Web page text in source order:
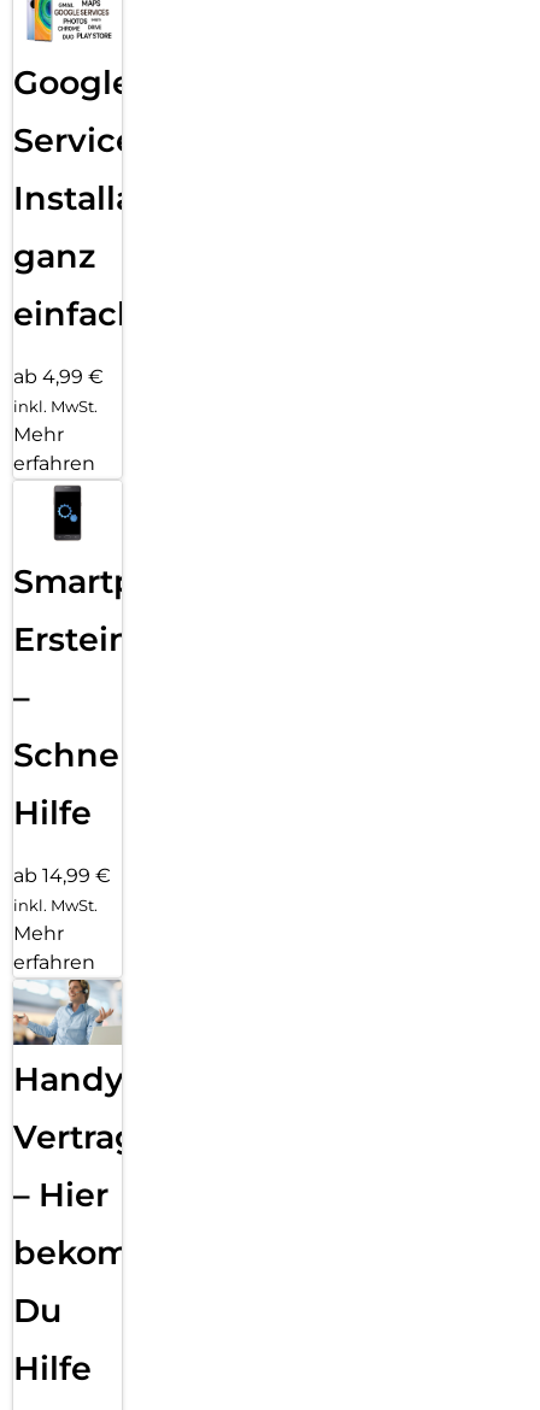
Google
Services
Installation
ganz
einfach
ab 4,99 €
inkl. MwSt.
Mehr
erfahren
Smartphone
Ersteinrichtung
–
Schnelle
Hilfe
ab 14,99 €
inkl. MwSt.
Mehr
erfahren
Handy
Vertragsabwicklung
– Hier
bekommst
Du
Hilfe